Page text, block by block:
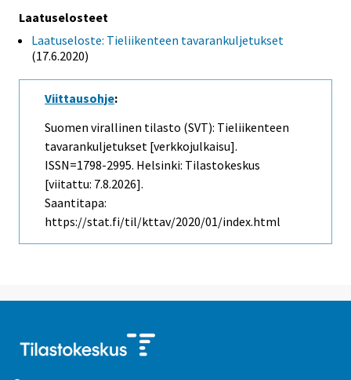
Laatuselosteet
Laatuseloste: Tieliikenteen tavarankuljetukset
(17.6.2020)
Viittausohje:
Suomen virallinen tilasto (SVT): Tieliikenteen
tavarankuljetukset [verkkojulkaisu].
ISSN=1798-2995. Helsinki: Tilastokeskus
[viitattu: 7.8.2026].
Saantitapa:
https://stat.fi/til/kttav/2020/01/index.html